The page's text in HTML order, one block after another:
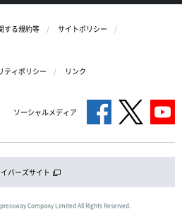
する規約等
サイトポリシー
ティポリシー リンク
ソーシャルメディア
イバーズサイト
Company Limited All Rights Reserved.